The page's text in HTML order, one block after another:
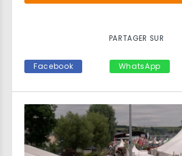
PARTAGER SUR
Facebook WhatsApp